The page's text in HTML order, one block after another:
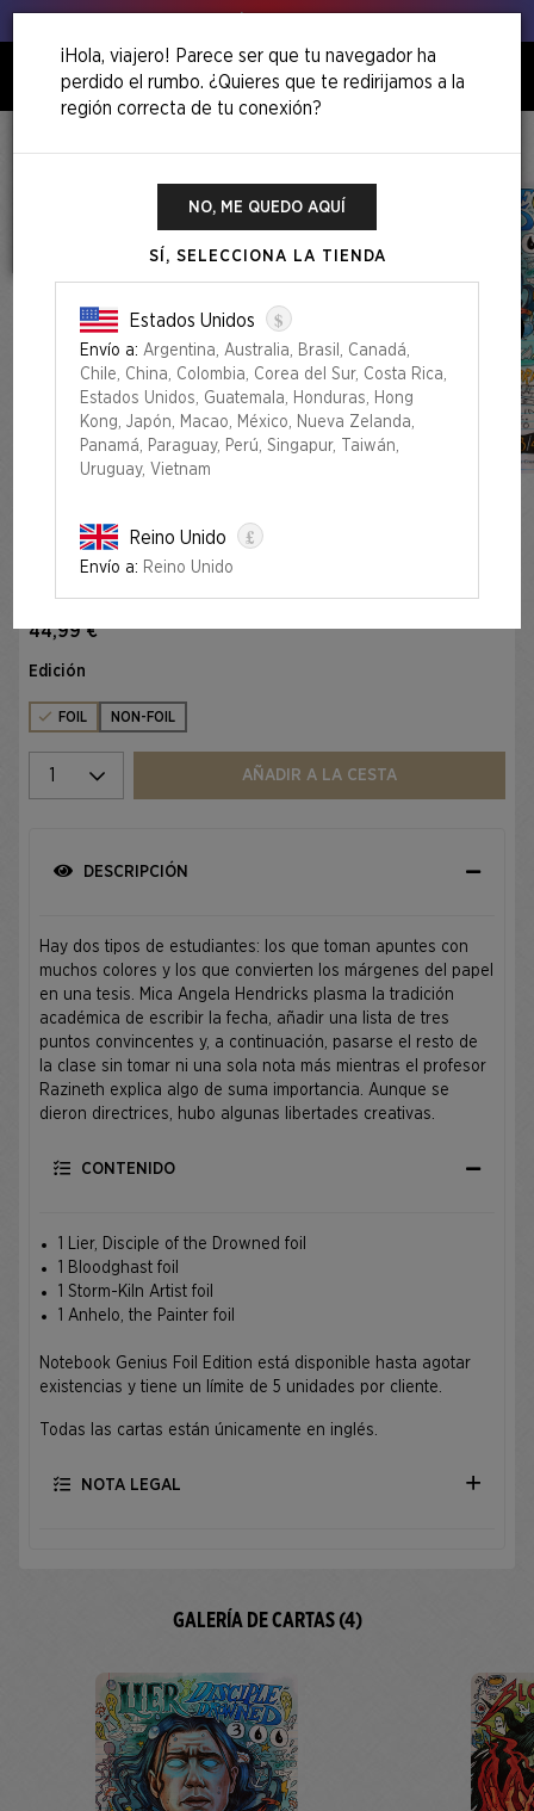
0
NOTEBOOK GENIUS FOIL EDITION
44,99 €
Edición
FOIL NON-FOIL
Seleccione una cantidad
AÑADIR A LA CESTA
DESCRIPCIÓN
Hay dos tipos de estudiantes: los que toman apuntes con
muchos colores y los que convierten los márgenes del papel
en una tesis. Mica Angela Hendricks plasma la tradición
académica de escribir la fecha, añadir una lista de tres
puntos convincentes y, a continuación, pasarse el resto de
la clase sin tomar ni una sola nota más mientras el profesor
Razineth explica algo de suma importancia. Aunque se
dieron directrices, hubo algunas libertades creativas.
CONTENIDO
1 Lier, Disciple of the Drowned foil
1 Bloodghast foil
1 Storm-Kiln Artist foil
1 Anhelo, the Painter foil
Notebook Genius Foil Edition está disponible hasta agotar
existencias y tiene un límite de 5 unidades por cliente.
Todas las cartas están únicamente en inglés.
NOTA LEGAL
GALERÍA DE CARTAS (4)
¡Hola, viajero! Parece ser que tu navegador ha
perdido el rumbo. ¿Quieres que te redirijamos a la
región correcta de tu conexión?
NO, ME QUEDO AQUÍ
SÍ, SELECCIONA LA TIENDA
Estados Unidos $
Envío a: Argentina, Australia, Brasil, Canadá,
Chile, China, Colombia, Corea del Sur, Costa Rica,
Estados Unidos, Guatemala, Honduras, Hong
Kong, Japón, Macao, México, Nueva Zelanda,
Panamá, Paraguay, Perú, Singapur, Taiwán,
Uruguay, Vietnam
Reino Unido £
Envío a: Reino Unido